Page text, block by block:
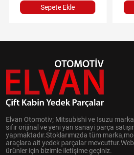
Sepete Ekle
Elvan Otomotiv; Mitsubishi ve Isuzu marka
sıfır orijinal ve yeni yan sanayi parça
yapmaktadır.Stoklarımızda tüm
araçlara ait yedek parçalar mevcuttur.Web
ürünler için bizimle iletişime geçiniz.